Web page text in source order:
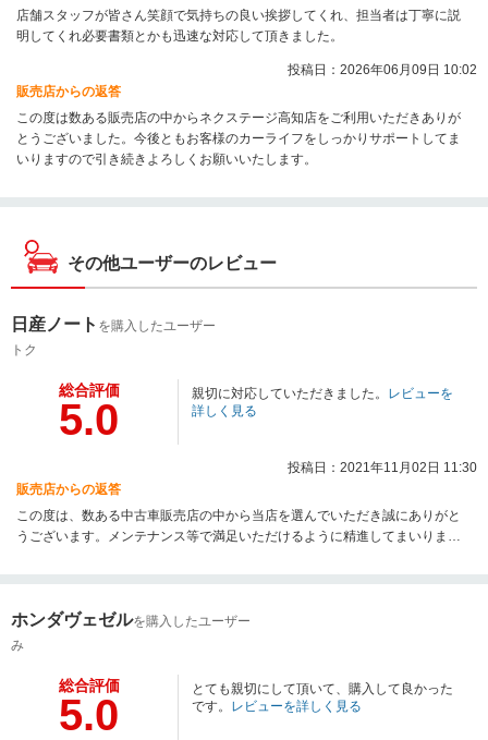
店舗スタッフが皆さん笑顔で気持ちの良い挨拶してくれ、担当者は丁寧に説
明してくれ必要書類とかも迅速な対応して頂きました。
投稿日：2026年06月09日 10:02
販売店からの返答
この度は数ある販売店の中からネクステージ高知店をご利用いただきありが
とうございました。今後ともお客様のカーライフをしっかりサポートしてま
いりますので引き続きよろしくお願いいたします。
その他ユーザーのレビュー
日産ノート を購入したユーザー
トク
総合評価
5.0
親切に対応していただきました。 レビューを
詳しく見る
投稿日：2021年11月02日 11:30
販売店からの返答
この度は、数ある中古車販売店の中から当店を選んでいただき誠にありがと
うございます。メンテナンス等で満足いただけるように精進してまいります
ホンダヴェゼルを購入したユーザー
み
総合評価
5.0
とても親切にして頂いて、購入して良かった
です。 レビューを詳しく見る